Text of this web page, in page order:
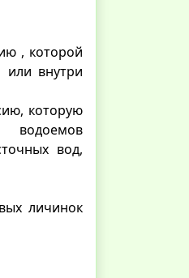
, которой
внутри
которую
вод,
личинок